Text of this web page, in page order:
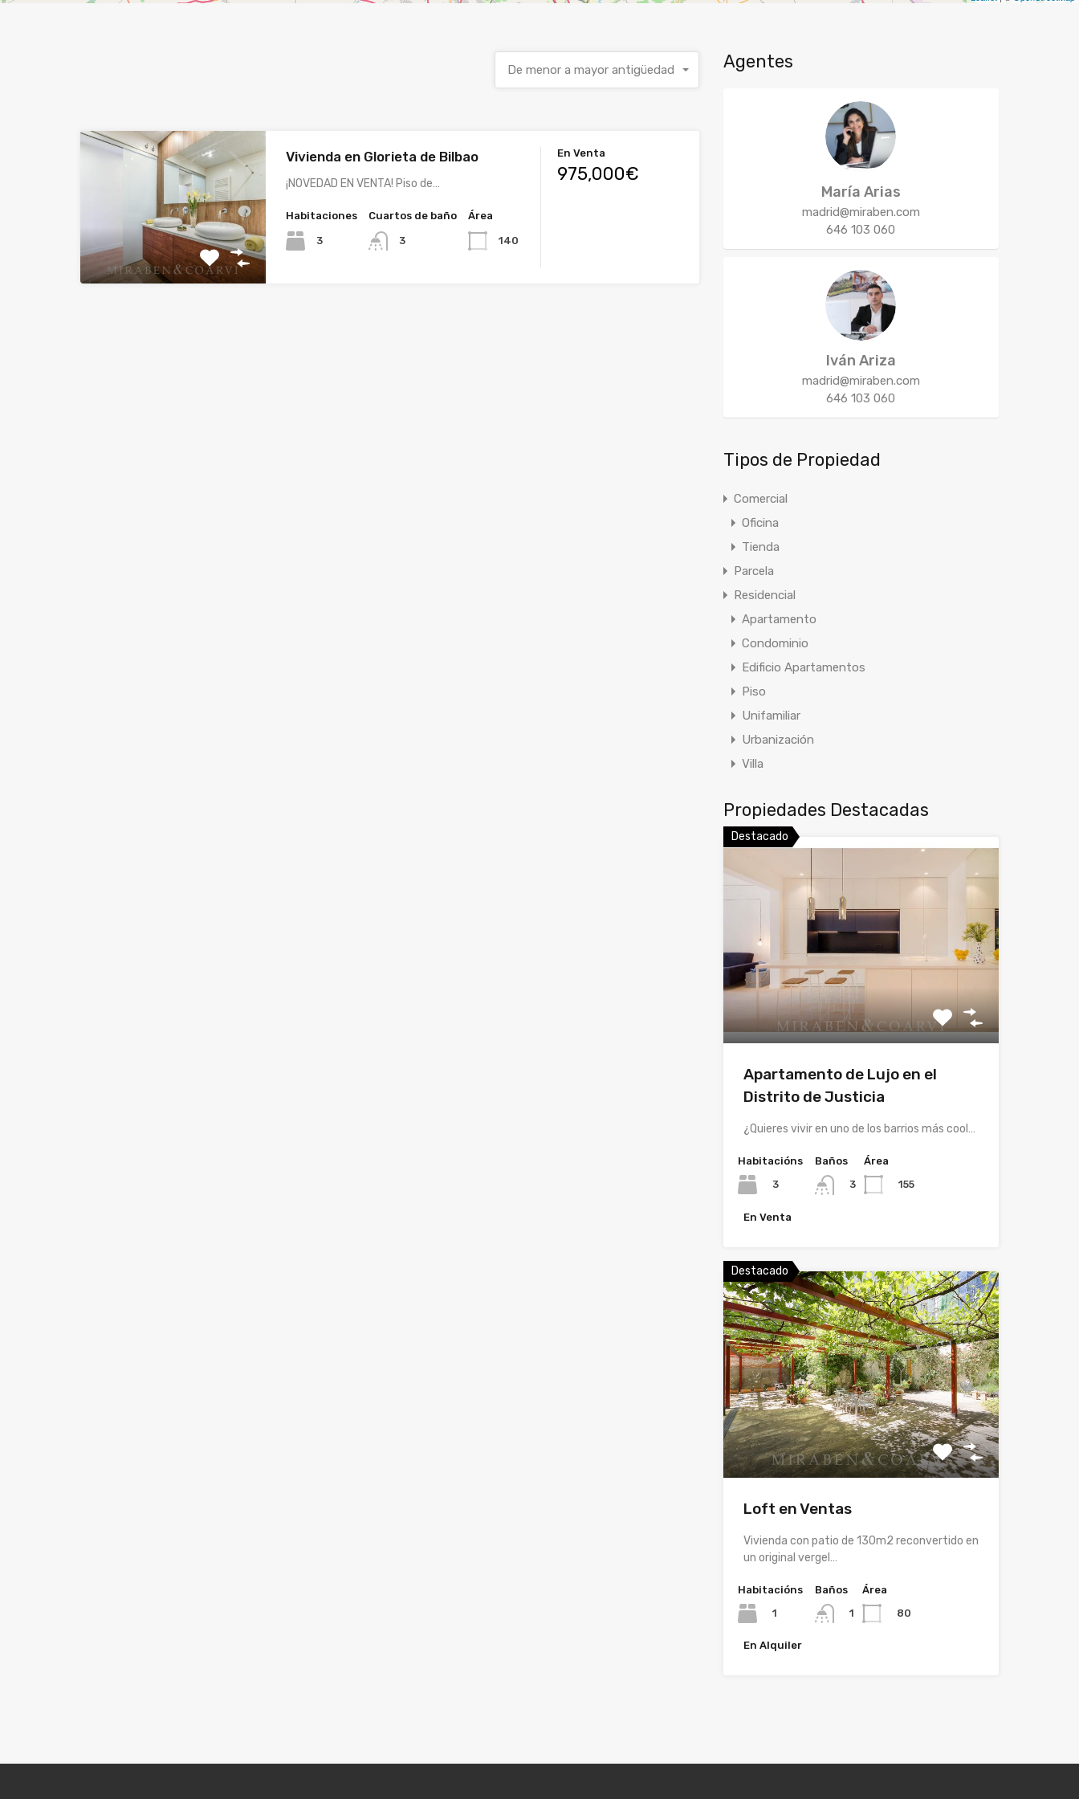
De menor a mayor antigüedad
Vivienda en Glorieta de Bilbao
¡NOVEDAD EN VENTA! Piso de…
Habitaciones
3
Cuartos de baño
3
Área
140
En Venta
975,000€
Agentes
María Arias
madrid@miraben.com
646 103 060
Iván Ariza
madrid@miraben.com
646 103 060
Tipos de Propiedad
Comercial
Oficina
Tienda
Parcela
Residencial
Apartamento
Condominio
Edificio Apartamentos
Piso
Unifamiliar
Urbanización
Villa
Propiedades Destacadas
Destacado
Apartamento de Lujo en el
Distrito de Justicia
¿Quieres vivir en uno de los barrios más cool…
Habitacións
3
Baños
3
Área
155
En Venta
Destacado
Loft en Ventas
Vivienda con patio de 130m2 reconvertido en
un original vergel…
Habitacións
1
Baños
1
Área
80
En Alquiler